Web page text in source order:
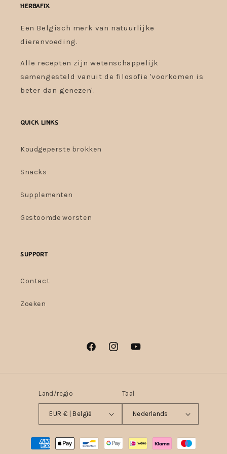
Herbafix
Een Belgisch merk van natuurlijke
dierenvoeding.
Alle recepten zijn wetenschappelijk
samengesteld vanuit de filosofie 'voorkomen is
beter dan genezen'.
Quick links
Koudgeperste brokken
Snacks
Supplementen
Gestoomde worsten
Support
Contact
Zoeken
FacebookInstagramYouTube
Land/regio
EUR € | België
Taal
Nederlands
Betaalmethoden